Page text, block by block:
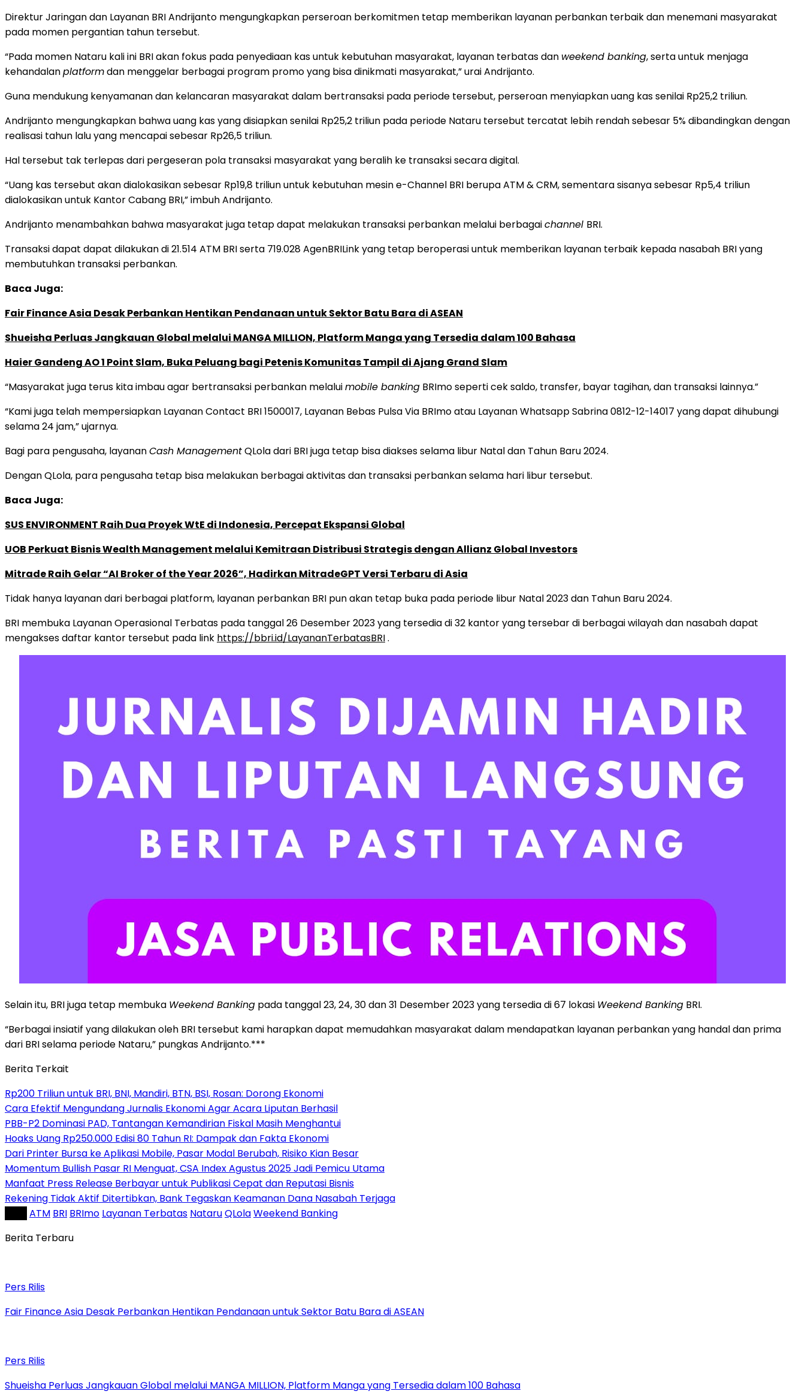
Direktur Jaringan dan Layanan BRI Andrijanto mengungkapkan perseroan berkomitmen tetap memberikan layanan perbankan terbaik dan menemani masyarakat
pada momen pergantian tahun tersebut.
“Pada momen Nataru kali ini BRI akan fokus pada penyediaan kas untuk kebutuhan masyarakat, layanan terbatas dan weekend banking, serta untuk menjaga
kehandalanplatformdan menggelar berbagai program promo yang bisa dinikmati masyarakat,” urai Andrijanto.
Guna mendukung kenyamanan dan kelancaran masyarakat dalam bertransaksi pada periode tersebut, perseroan menyiapkan uang kas senilai Rp25,2 triliun.
Andrijanto mengungkapkan bahwa uang kas yang disiapkan senilai Rp25,2 triliun pada periode Nataru tersebut tercatat lebih rendah sebesar 5% dibandingkan dengan
realisasi tahun lalu yang mencapai sebesar Rp26,5 triliun.
Hal tersebut tak terlepas dari pergeseran pola transaksi masyarakat yang beralih ke transaksi secara digital.
“Uang kas tersebut akan dialokasikan sebesar Rp19,8 triliun untuk kebutuhan mesin e-Channel BRI berupa ATM & CRM, sementara sisanya sebesar Rp5,4 triliun
dialokasikan untuk Kantor Cabang BRI,” imbuh Andrijanto.
Andrijanto menambahkan bahwa masyarakat juga tetap dapat melakukan transaksi perbankan melalui berbagaichannel BRI.
Transaksi dapat dapat dilakukan di 21.514 ATM BRI serta 719.028 AgenBRILink yang tetap beroperasi untuk memberikan layanan terbaik kepada nasabah BRI yang
membutuhkan transaksi perbankan.
Baca Juga:
Fair Finance Asia Desak Perbankan Hentikan Pendanaan untuk Sektor Batu Bara di ASEAN
Shueisha Perluas Jangkauan Global melalui MANGA MILLION, Platform Manga yang Tersedia dalam 100 Bahasa
Haier Gandeng AO 1 Point Slam, Buka Peluang bagi Petenis Komunitas Tampil di Ajang Grand Slam
“Masyarakat juga terus kita imbau agar bertransaksi perbankan melaluimobile banking BRImo seperti cek saldo, transfer, bayar tagihan, dan transaksi lainnya.”
“Kami juga telah mempersiapkan Layanan Contact BRI 1500017, Layanan Bebas Pulsa Via BRImo atau Layanan Whatsapp Sabrina 0812-12-14017 yang dapat dihubungi
selama 24 jam,” ujarnya.
Bagi para pengusaha, layananCash ManagementQLola dari BRI juga tetap bisa diakses selama libur Natal dan Tahun Baru 2024.
Dengan QLola, para pengusaha tetap bisa melakukan berbagai aktivitas dan transaksi perbankan selama hari libur tersebut.
Baca Juga:
SUS ENVIRONMENT Raih Dua Proyek WtE di Indonesia, Percepat Ekspansi Global
UOB Perkuat Bisnis Wealth Management melalui Kemitraan Distribusi Strategis dengan Allianz Global Investors
Mitrade Raih Gelar “AI Broker of the Year 2026”, Hadirkan MitradeGPT Versi Terbaru di Asia
Tidak hanya layanan dari berbagai platform, layanan perbankan BRI pun akan tetap buka pada periode libur Natal 2023 dan Tahun Baru 2024.
BRI membuka Layanan Operasional Terbatas pada tanggal 26 Desember 2023 yang tersedia di 32 kantor yang tersebar di berbagai wilayah dan nasabah dapat
mengakses daftar kantor tersebut pada link https://bbri.id/LayananTerbatasBRI.
Selain itu, BRI juga tetap membuka Weekend Banking pada tanggal 23, 24, 30 dan 31 Desember 2023 yang tersedia di 67 lokasi Weekend Banking BRI.
“Berbagai insiatif yang dilakukan oleh BRI tersebut kami harapkan dapat memudahkan masyarakat dalam mendapatkan layanan perbankan yang handal dan prima
dari BRI selama periode Nataru,” pungkas Andrijanto.***
Berita Terkait
Rp200 Triliun untuk BRI, BNI, Mandiri, BTN, BSI, Rosan: Dorong Ekonomi
Cara Efektif Mengundang Jurnalis Ekonomi Agar Acara Liputan Berhasil
PBB-P2 Dominasi PAD, Tantangan Kemandirian Fiskal Masih Menghantui
Hoaks Uang Rp250.000 Edisi 80 Tahun RI: Dampak dan Fakta Ekonomi
Dari Printer Bursa ke Aplikasi Mobile, Pasar Modal Berubah, Risiko Kian Besar
Momentum Bullish Pasar RI Menguat, CSA Index Agustus 2025 Jadi Pemicu Utama
Manfaat Press Release Berbayar untuk Publikasi Cepat dan Reputasi Bisnis
Rekening Tidak Aktif Ditertibkan, Bank Tegaskan Keamanan Dana Nasabah Terjaga
ATM BRI BRImo Layanan Terbatas NataruQLolaWeekend Banking
Berita Terbaru
Pers Rilis
Fair Finance Asia Desak Perbankan Hentikan Pendanaan untuk Sektor Batu Bara di ASEAN
Pers Rilis
Shueisha Perluas Jangkauan Global melalui MANGA MILLION, Platform Manga yang Tersedia dalam 100 Bahasa